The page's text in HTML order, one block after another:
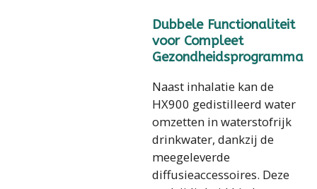
Dubbele Functionaliteit
voor Compleet
Gezondheidsprogramma
Naast inhalatie kan de
HX900 gedistilleerd water
omzetten in waterstofrijk
drinkwater, dankzij de
meegeleverde
diffusieaccessoires. Deze